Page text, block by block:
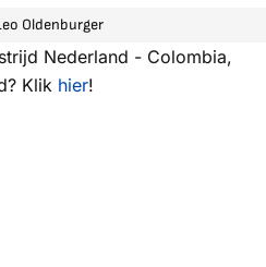
Oldenburger
Nederland - Colombia,
Klik hier!